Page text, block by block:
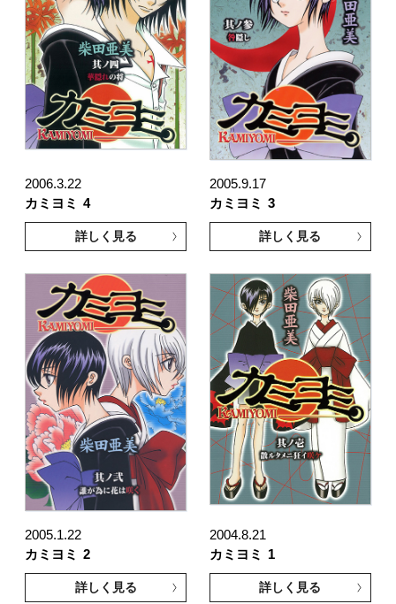
2006.3.22
カミヨミ
4
詳しく見る
2005.9.17
カミヨミ
3
詳しく見る
2005.1.22
カミヨミ
2
詳しく見る
2004.8.21
カミヨミ
1
詳しく見る